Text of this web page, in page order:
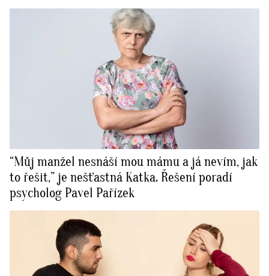
“Můj manžel nesnáší mou mámu a já nevím, jak
to řešit,” je nešťastná Katka. Řešení poradí
psycholog Pavel Pařízek